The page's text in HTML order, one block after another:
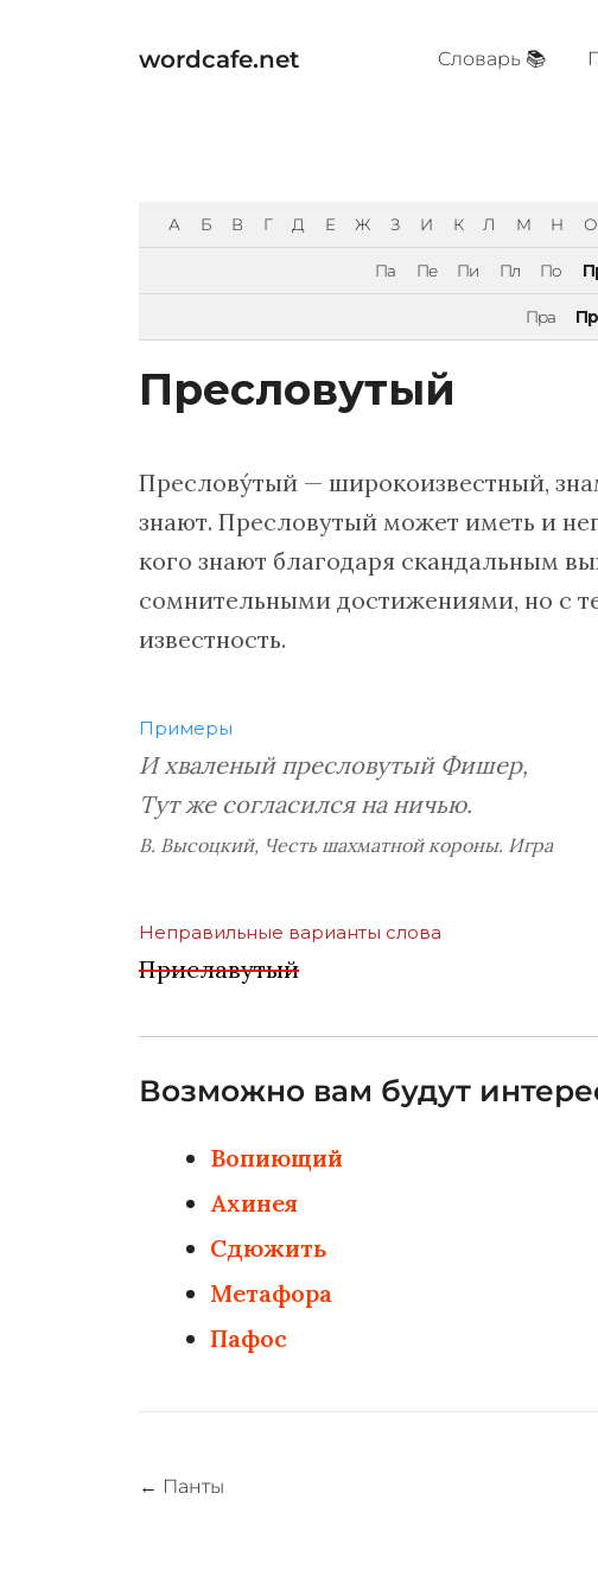
wordcafe.net Cловарь 📚
А Б В Г Д Е Ж З И К Л М Н О
Па Пе Пи Пл По
Пра
Пресловутый
Преслову́тый — широкоизвестный,
знают. Пресловутый может иметь и
кого знают благодаря скандальным
сомнительными достижениями, но с
известность.
Примеры
И хваленый пресловутый Фишер,
Тут же согласился на ничью.
В. Высоцкий, Честь шахматной короны. Игра
Неправильные варианты слова
Приславутый
Возможно вам будут
Вопиющий
Ахинея
Сдюжить
Метафора
Пафос
Навигация
← Панты